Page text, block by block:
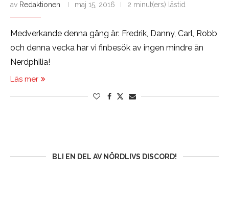
av Redaktionen maj 15, 2016 2 minut(ers) lästid
Medverkande denna gång är: Fredrik, Danny, Carl, Robb
och denna vecka har vi finbesök av ingen mindre än
Nerdphilia!
Läs mer
BLI EN DEL AV NÖRDLIVS DISCORD!